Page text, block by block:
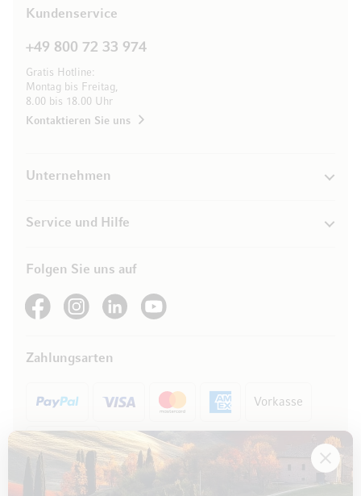
Kundenservice
+49 800 72 33 974
Gratis Hotline:
Montag bis Freitag,
8.00 bis 18.00 Uhr
Kontaktieren Sie uns
Unternehmen
Service und Hilfe
Folgen Sie uns auf
See our FacebookSee our Instagram account
See our LinkedInSee our YouTube channel
Zahlungsarten
Vorkasse
Rechnung